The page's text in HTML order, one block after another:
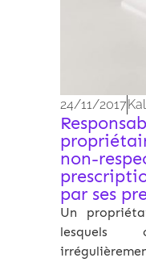
24/11/2017
non-
par ses
Un